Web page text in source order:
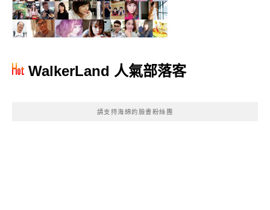
WalkerLand 人氣部落客
請支持海綿的臉書粉絲團